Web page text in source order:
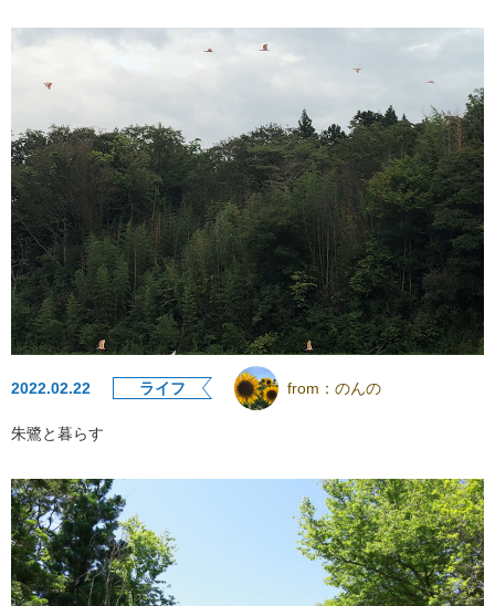
2022.02.22 ライフ from： のんの
朱鷺と暮らす